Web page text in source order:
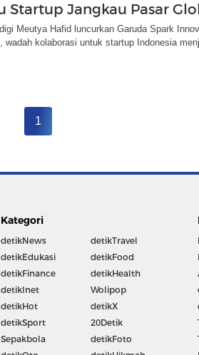
Startup Jangkau Pasar
Meutya Hafid luncurkan Garuda Spark
wadah kolaborasi untuk startup Indonesia
1
Kategori
detikNews
detikEdukasi
detikFinance
detikInet
detikHot
detikSport
Sepakbola
detikTravel
detikFood
detikHealth
Wolipop
detikX
20Detik
detikFoto